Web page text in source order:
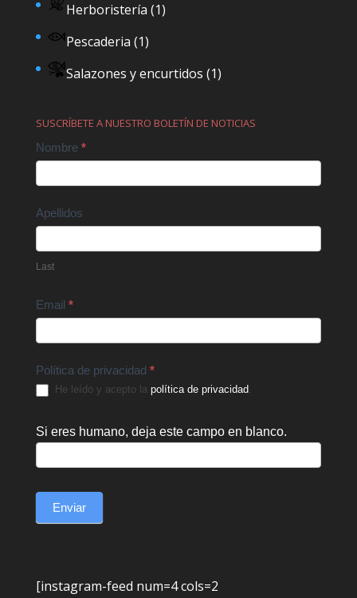
Herboristería (1)
Pescaderia (1)
Salazones y encurtidos (1)
SUSCRÍBETE A NUESTRO BOLETÍN DE NOTICIAS
Contact
Nombre *
Apellidos
Last
Email *
Política de privacidad *
He leído y acepto la política de privacidad.
Si eres humano, deja este campo en blanco.
Enviar
[instagram-feed num=4 cols=2